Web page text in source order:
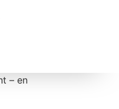
– en